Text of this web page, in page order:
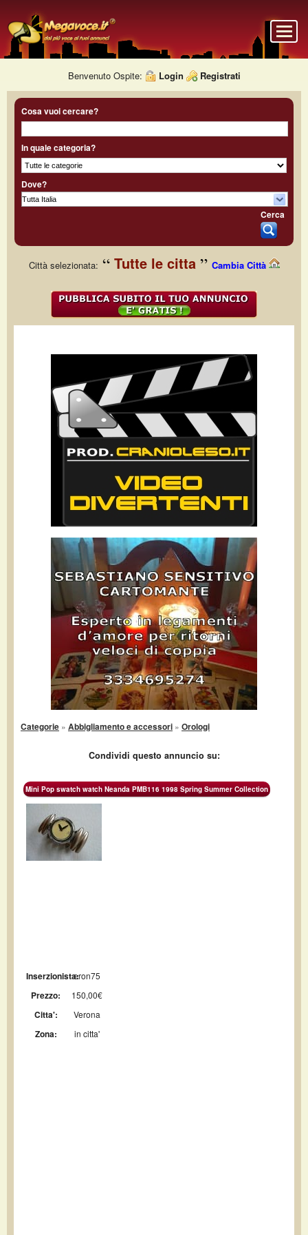
Benvenuto Ospite: Login Registrati
Cosa vuoi cercare?
In quale categoria?
Dove?
Cerca
Città selezionata: Tutte le citta Cambia Città
Categorie » Abbigliamento e accessori » Orologi
Condividi questo annuncio su:
Mini Pop swatch watch Neanda PMB116 1998 Spring Summer Collection
Inserzionista:eron75
Prezzo: 150,00€
Citta': Verona
Zona: in citta'